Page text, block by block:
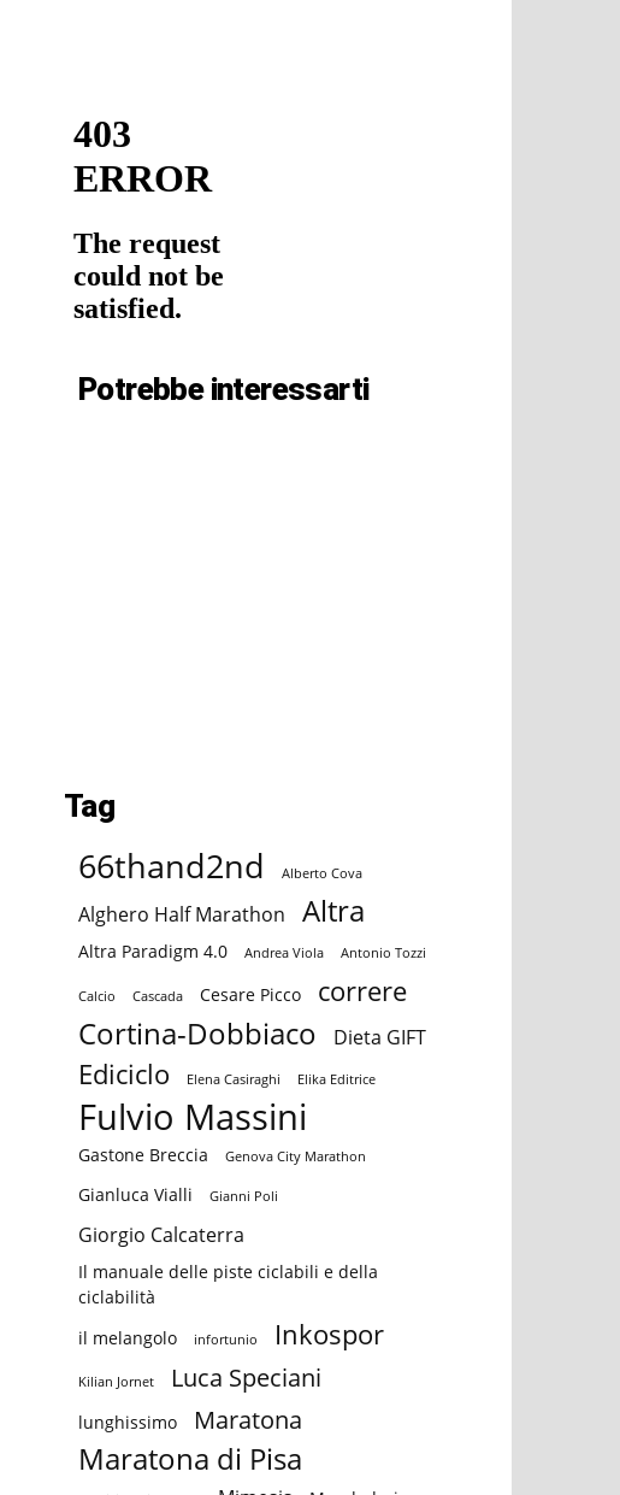
Potrebbe interessarti
Tag
66thand2nd Alberto Cova
Alghero Half Marathon Altra
Altra Paradigm 4.0 Andrea Viola Antonio Tozzi
Calcio Cascada Cesare Picco correre
Cortina-Dobbiaco Dieta GIFT
Ediciclo Elena Casiraghi Elika Editrice
Fulvio Massini
Gastone Breccia Genova City Marathon
Gianluca Vialli Gianni Poli
Giorgio Calcaterra
Il manuale delle piste ciclabili e della
ciclabilità
il melangolo
infortunio Inkospor
Kilian Jornet Luca Speciani
lunghissimo Maratona
Maratona di Pisa